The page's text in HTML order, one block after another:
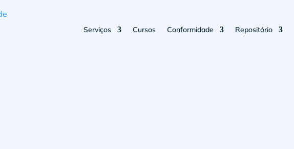
Serviços Cursos Conformidade Repositório